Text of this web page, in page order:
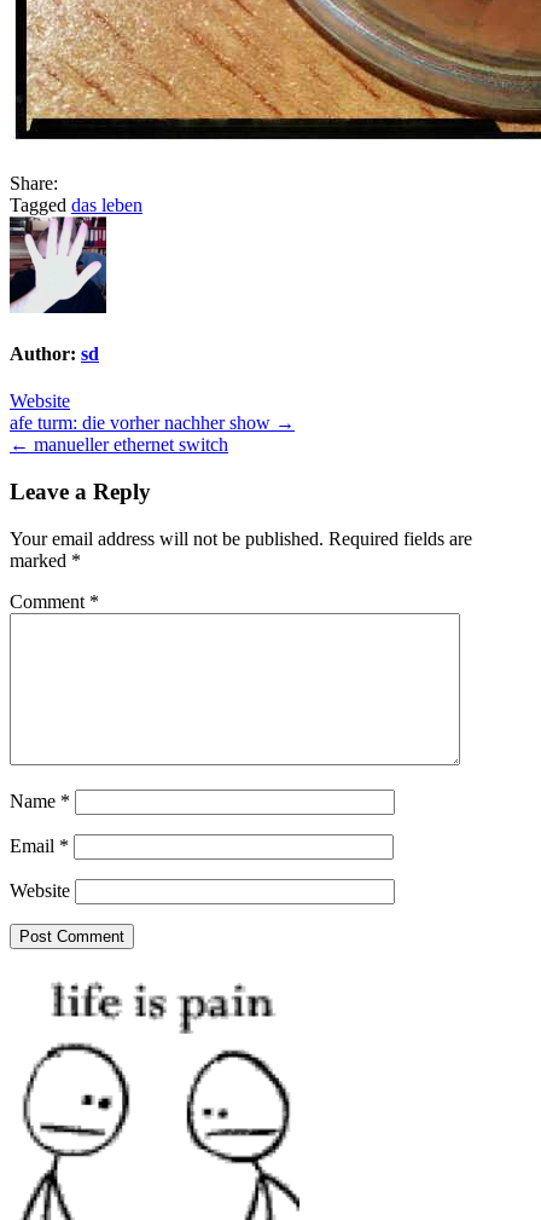
Share:
Tagged das leben
Author: sd
Website
Post
navigation
afe turm: die vorher nachher show →
← manueller ethernet switch
Leave a Reply
Your email address will not be published. Required fields are
marked *
Comment *
Name *
Email *
Website